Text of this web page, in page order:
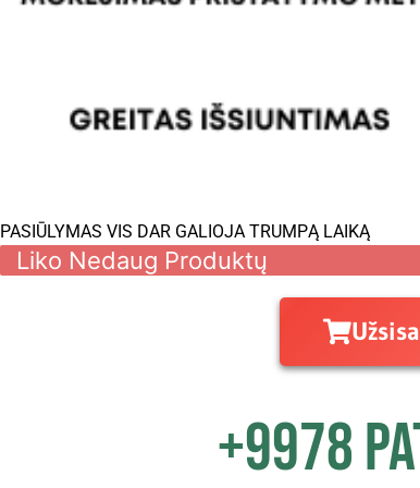
PASIŪLYMAS VIS DAR GALIOJA TRUMPĄ LAIKĄ
Liko Nedaug Produktų
+9978